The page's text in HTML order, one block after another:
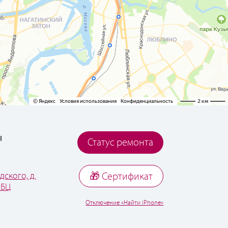
д.
Статус ремонта
🎁 Cертификат
Отключение «Найти iPhone»